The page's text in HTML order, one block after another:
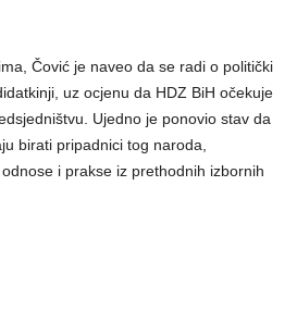
Čović je naveo da se radi o politički
uz ocjenu da HDZ BiH očekuje
Ujedno je ponovio stav da
birati pripadnici tog naroda,
i prakse iz prethodnih izbornih